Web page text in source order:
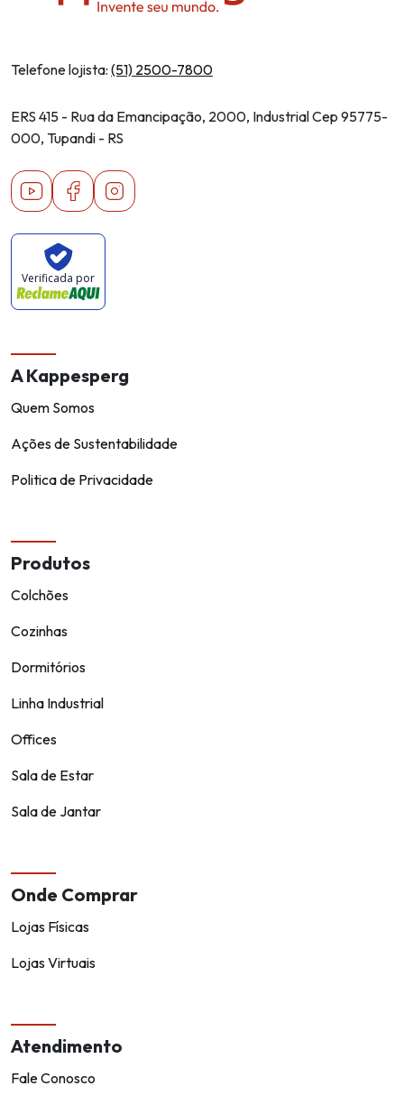
Telefone lojista: (51) 2500-7800
ERS 415 - Rua da Emancipação, 2000, Industrial Cep 95775-
000, Tupandi - RS
YoutubeFacebookInstagram
Verificada por
A Kappesperg
Quem Somos
Ações de Sustentabilidade
Politica de Privacidade
Produtos
Colchões
Cozinhas
Dormitórios
Linha Industrial
Offices
Sala de Estar
Sala de Jantar
Onde Comprar
Lojas Físicas
Lojas Virtuais
Atendimento
Fale Conosco